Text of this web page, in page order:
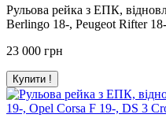
Рульова рейка з ЕПК,
Berlingo 18-, Peugeot Rifter
23 000 грн
Купити !